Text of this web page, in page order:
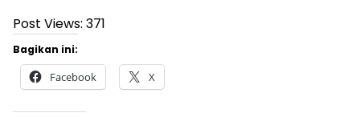
Post Views: 371
Bagikan ini:
Facebook X